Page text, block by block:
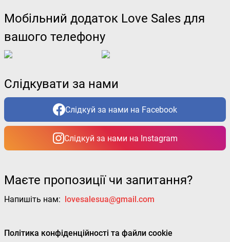
Мобільний додаток Love Sales для
вашого телефону
Слідкувати за нами
Слідкуй за нами на Facebook
Слідкуй за нами на Instagram
Маєте пропозиції чи запитання?
Напишіть нам: lovesalesua@gmail.com
Політика конфіденційності та файли cookie